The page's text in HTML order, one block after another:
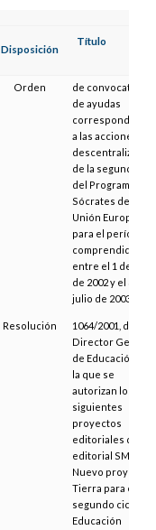
Disposición
Título
Orden
de convocatoria
de ayudas
a las acciones
descentralizadas
de la segunda
del Programa
Sócrates de la
Unión Europea
para el período
comprendido
entre el 1 de
de 2002 y el 31 de
julio de 2003
Resolución
1064/2001, del
Director General
de Educación, por
la que se
autorizan los
siguientes
proyectos
editoriales de la
editorial SM:
Nuevo proyecto
Tierra para el
segundo ciclo de
Educación